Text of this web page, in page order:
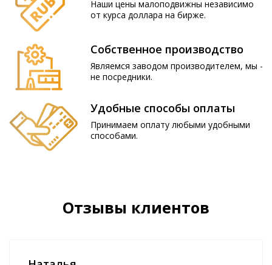
Наши цены малоподвижны независимо
от курса доллара на бирже.
Собственное производство
Являемся заводом производителем, мы -
не посредники.
Удобные способы оплаты
Принимаем оплату любыми удобными
способами.
Отзывы клиентов